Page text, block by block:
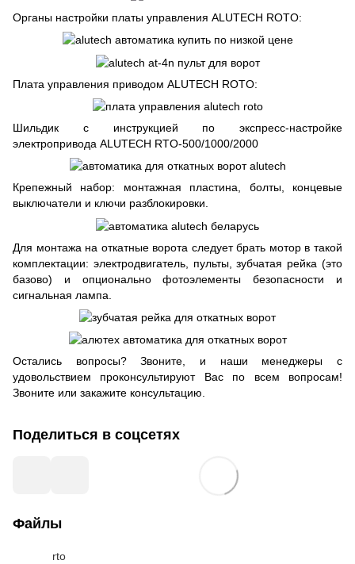
Органы настройки платы управления ALUTECH ROTO:
Плата управления приводом ALUTECH ROTO:
Шильдик с инструкцией по экспресс-настройке
электропривода ALUTECH RTO-500/1000/2000
Крепежный набор: монтажная пластина, болты, концевые
выключатели и ключи разблокировки.
Для монтажа на откатные ворота следует брать мотор в такой
комплектации: электродвигатель, пульты, зубчатая рейка (это
базово) и опционально фотоэлементы безопасности и
сигнальная лампа.
Остались вопросы? Звоните, и наши менеджеры с
удовольствием проконсультируют Вас по всем вопросам!
Звоните или закажите консультацию.
Поделиться в соцсетях
Файлы
rto